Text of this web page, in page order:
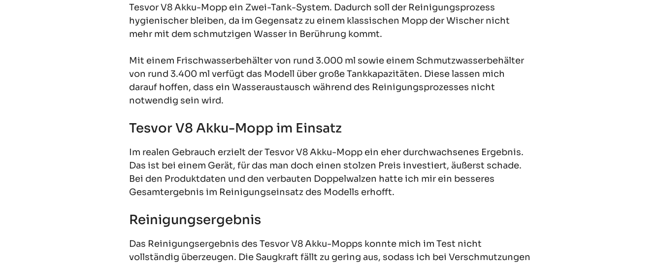
Tesvor V8 Akku-Mopp ein Zwei-Tank-System. Dadurch soll der Reinigungsprozess
hygienischer bleiben, da im Gegensatz zu einem klassischen Mopp der Wischer nicht
mehr mit dem schmutzigen Wasser in Berührung kommt.
Mit einem Frischwasserbehälter von rund 3.000 ml sowie einem Schmutzwasserbehälter
von rund 3.400 ml verfügt das Modell über große Tankkapazitäten. Diese lassen mich
darauf hoffen, dass ein Wasseraustausch während des Reinigungsprozesses nicht
notwendig sein wird.
Tesvor V8 Akku-Mopp im Einsatz
Im realen Gebrauch erzielt der Tesvor V8 Akku-Mopp ein eher durchwachsenes Ergebnis.
Das ist bei einem Gerät, für das man doch einen stolzen Preis investiert, äußerst schade.
Bei den Produktdaten und den verbauten Doppelwalzen hatte ich mir ein besseres
Gesamtergebnis im Reinigungseinsatz des Modells erhofft.
Reinigungsergebnis
Das Reinigungsergebnis des Tesvor V8 Akku-Mopps konnte mich im Test nicht
vollständig überzeugen. Die Saugkraft fällt zu gering aus, sodass ich bei Verschmutzungen